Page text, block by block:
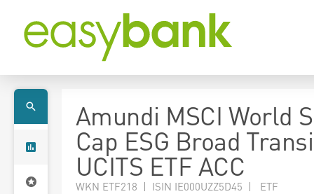
Amundi MSCI World
Cap ESG Broad
UCITS ETF ACC
WKN ETF218 | ISIN IE000UZZ5D45 | ETF